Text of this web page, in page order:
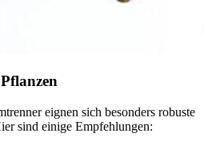
eignen sich besonders robuste
sind einige Empfehlungen: